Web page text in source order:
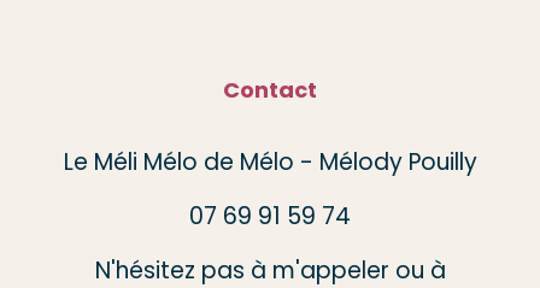
Contact
Le Méli Mélo de Mélo - Mélody Pouilly
07 69 91 59 74
N'hésitez pas à m'appeler ou à